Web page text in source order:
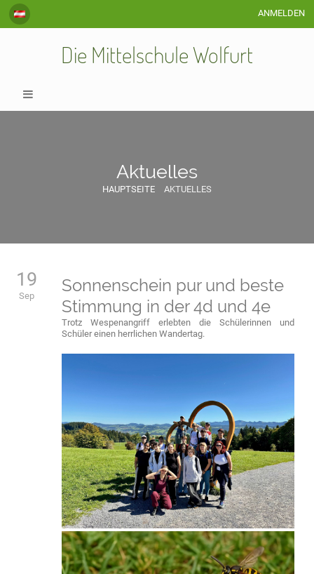
ANMELDEN
Die Mittelschule Wolfurt
Aktuelles
HAUPTSEITE AKTUELLES
19
Sep
Sonnenschein pur und beste
Stimmung in der 4d und 4e
Trotz Wespenangriff erlebten die Schülerinnen und
Schüler einen herrlichen Wandertag.